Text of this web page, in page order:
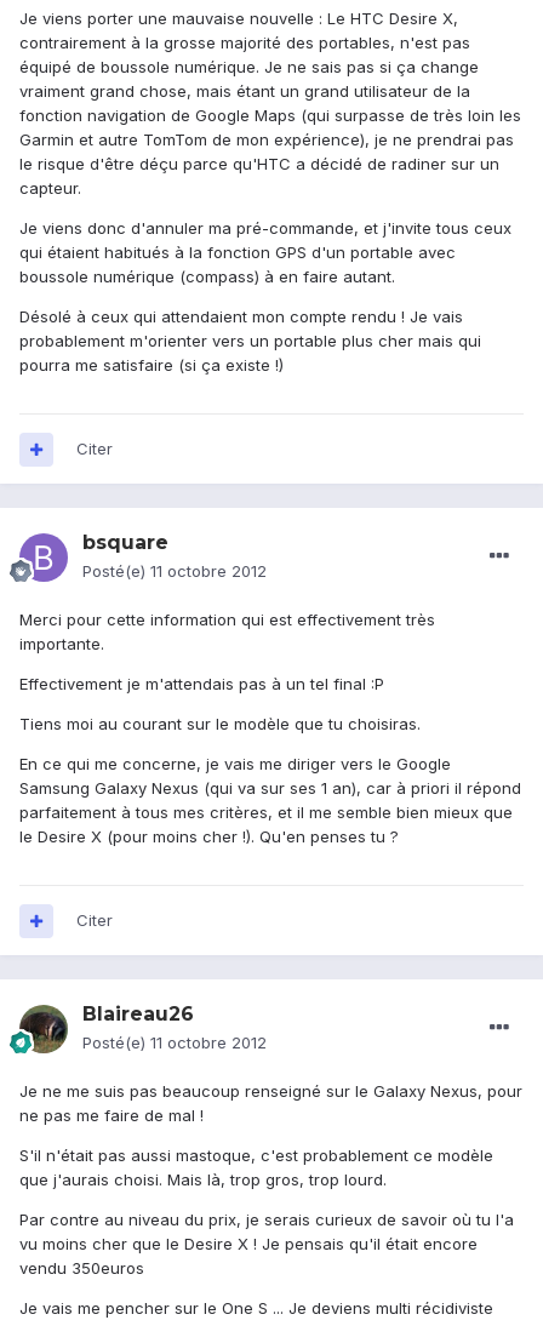
Je viens porter une mauvaise nouvelle : Le HTC Desire X,
contrairement à la grosse majorité des portables, n'est pas
équipé de boussole numérique. Je ne sais pas si ça change
vraiment grand chose, mais étant un grand utilisateur de la
fonction navigation de Google Maps (qui surpasse de très loin les
Garmin et autre TomTom de mon expérience), je ne prendrai pas
le risque d'être déçu parce qu'HTC a décidé de radiner sur un
capteur.
Je viens donc d'annuler ma pré-commande, et j'invite tous ceux
qui étaient habitués à la fonction GPS d'un portable avec
boussole numérique (compass) à en faire autant.
Désolé à ceux qui attendaient mon compte rendu ! Je vais
probablement m'orienter vers un portable plus cher mais qui
pourra me satisfaire (si ça existe !)
Citer
bsquare
Posté(e) 11 octobre 2012
Merci pour cette information qui est effectivement très
importante.
Effectivement je m'attendais pas à un tel final :P
Tiens moi au courant sur le modèle que tu choisiras.
En ce qui me concerne, je vais me diriger vers le Google
Samsung Galaxy Nexus (qui va sur ses 1 an), car à priori il répond
parfaitement à tous mes critères, et il me semble bien mieux que
le Desire X (pour moins cher !). Qu'en penses tu ?
Citer
Blaireau26
Posté(e) 11 octobre 2012
Je ne me suis pas beaucoup renseigné sur le Galaxy Nexus, pour
ne pas me faire de mal !
S'il n'était pas aussi mastoque, c'est probablement ce modèle
que j'aurais choisi. Mais là, trop gros, trop lourd.
Par contre au niveau du prix, je serais curieux de savoir où tu l'a
vu moins cher que le Desire X ! Je pensais qu'il était encore
vendu 350euros
Je vais me pencher sur le One S ... Je deviens multi récidiviste